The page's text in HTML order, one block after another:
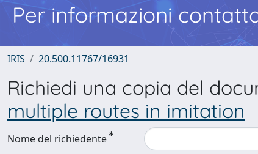
Per informazioni
IRIS 20.500.11767/16931
Richiedi una copia del
multiple routes in imitation
Nome del richiedente